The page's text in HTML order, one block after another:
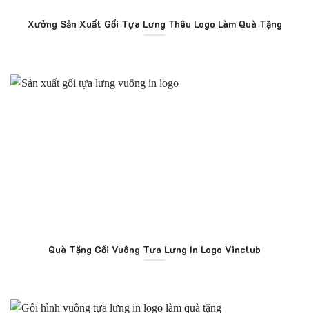
Xưởng Sản Xuất Gối Tựa Lưng Thêu Logo Làm Quà Tặng
Quà Tặng Gối Vuông Tựa Lưng In Logo Vinclub